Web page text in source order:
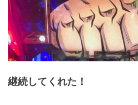
継続してくれた！